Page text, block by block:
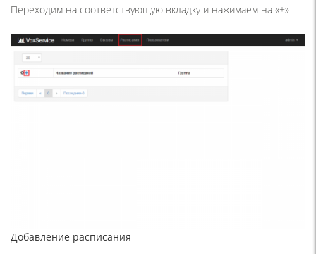
Переходим на соответствующую вкладку и нажимаем на «+»
Добавление расписания